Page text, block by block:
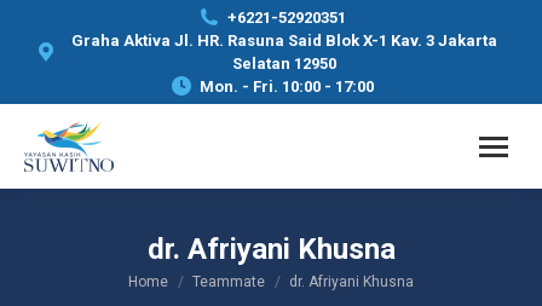
+6221-52920351
Graha Aktiva Jl. HR. Rasuna Said Blok X-1 Kav. 3 Jakarta
Selatan 12950
Mon. - Fri. 10:00 - 17:00
dr. Afriyani Khusna
You are here:
Home Teammate dr. Afriyani Khusna